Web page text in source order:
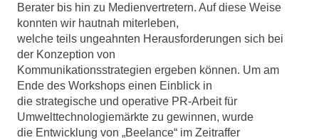
Berater bis hin zu Medienvertretern. Auf diese Weise
konnten wir hautnah miterleben,
welche teils ungeahnten Herausforderungen sich bei
der Konzeption von
Kommunikationsstrategien ergeben können. Um am
Ende des Workshops einen Einblick in
die strategische und operative PR-Arbeit für
Umwelttechnologiemärkte zu gewinnen, wurde
die Entwicklung von „Beelance“ im Zeitraffer